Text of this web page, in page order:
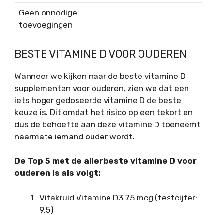
Geen onnodige
toevoegingen
BESTE VITAMINE D VOOR OUDEREN
Wanneer we kijken naar de beste vitamine D
supplementen voor ouderen, zien we dat een
iets hoger gedoseerde vitamine D de beste
keuze is. Dit omdat het risico op een tekort en
dus de behoefte aan deze vitamine D toeneemt
naarmate iemand ouder wordt.
De Top 5 met de allerbeste vitamine D voor
ouderen is als volgt:
Vitakruid Vitamine D3 75 mcg (testcijfer:
9,5)